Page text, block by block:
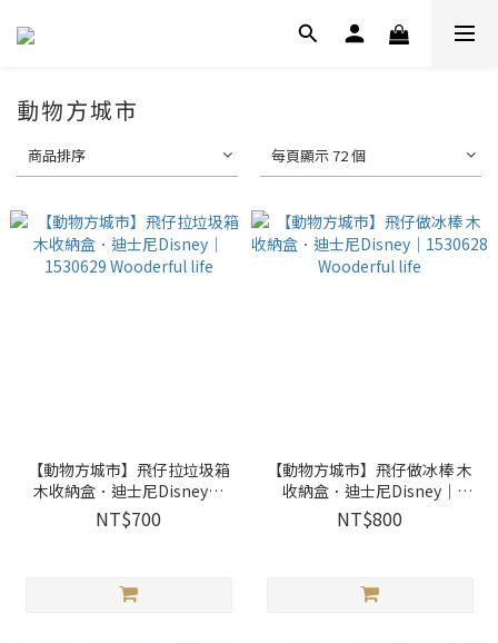
動物方城市
商品排序 每頁顯示 72 個
【動物方城市】飛仔拉垃圾箱
木收納盒．迪士尼Disney｜
1530629 Wooderful life
NT$700
【動物方城市】飛仔做冰棒 木
收納盒．迪士尼Disney｜
1530628 Wooderful life
NT$800